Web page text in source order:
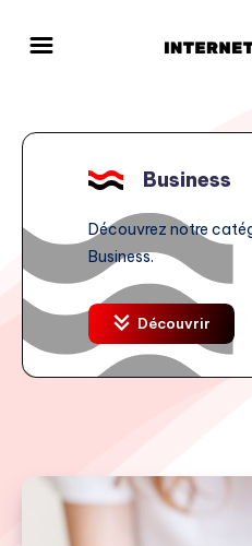
Business
Découvrez notre
Business.
Découvrir